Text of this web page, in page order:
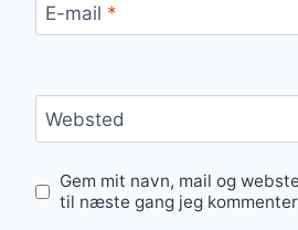
E-mail *
Websted
Gem mit navn, mail og
til næste gang jeg